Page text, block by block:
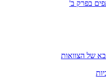
בפרק ב'
של הצוואות